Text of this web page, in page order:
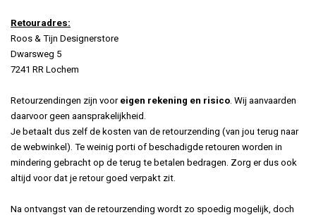
Retouradres:
Roos & Tijn Designerstore
Dwarsweg 5
7241 RR Lochem
Retourzendingen zijn voor eigen rekening en risico. Wij aanvaarden
daarvoor geen aansprakelijkheid.
Je betaalt dus zelf de kosten van de retourzending (van jou terug naar
de webwinkel). Te weinig porti of beschadigde retouren worden in
mindering gebracht op de terug te betalen bedragen. Zorg er dus ook
altijd voor dat je retour goed verpakt zit.
Na ontvangst van de retourzending wordt zo spoedig mogelijk, doch